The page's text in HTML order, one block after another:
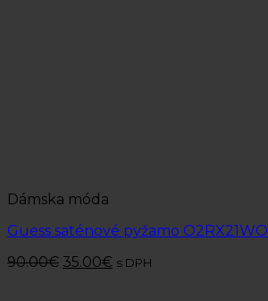
Dámska móda
Guess saténové pyžamo O2RX21WO
90.00€ 35.00€ s DPH